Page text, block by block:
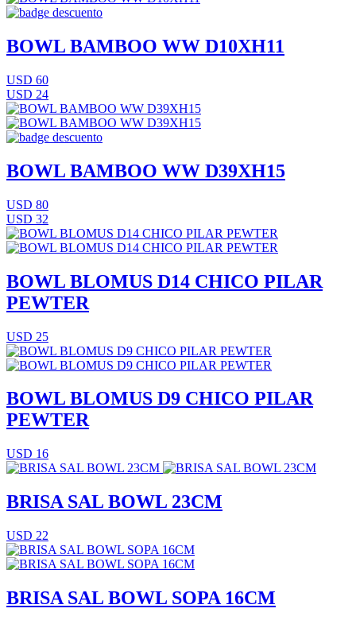
BOWL BAMBOO WW D10XH11
USD 60
USD 24
BOWL BAMBOO WW D39XH15
USD 80
USD 32
BOWL BLOMUS D14 CHICO PILAR
PEWTER
USD 25
BOWL BLOMUS D9 CHICO PILAR
PEWTER
USD 16
BRISA SAL BOWL 23CM
USD 22
BRISA SAL BOWL SOPA 16CM